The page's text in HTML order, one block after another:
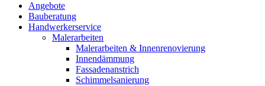
Angebote
Bauberatung
Handwerkerservice
Malerarbeiten
Malerarbeiten & Innenrenovierung
Innendämmung
Fassadenanstrich
Schimmelsanierung